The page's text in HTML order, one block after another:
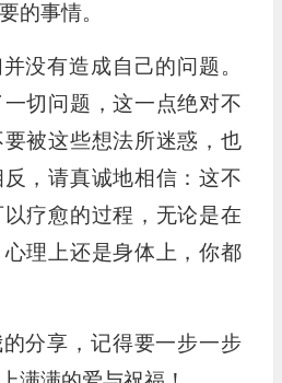
的事情。
没有造成自己的问题。
切问题，这一点绝对不
被这些想法所迷惑，也
，请真诚地相信：这不
疗愈的过程，无论是在
理上还是身体上，你都
分享，记得要一步一步